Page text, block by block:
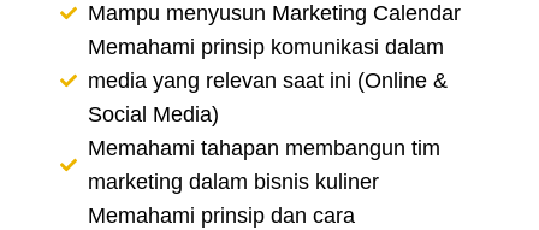
Mampu menyusun Marketing Calendar
Memahami prinsip komunikasi dalam
media yang relevan saat ini (Online &
Social Media)
Memahami tahapan membangun tim
marketing dalam bisnis kuliner
Memahami prinsip dan cara